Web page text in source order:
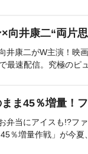
向井康二“両片
井康二がW主演！映
最速配信。究極のピ
ま45％増量！
弁当にアイスも!?フ
％増量作戦」が今夏